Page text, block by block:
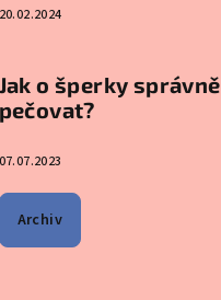
20.02.2024
Jak o šperky správně
pečovat?
07.07.2023
Archiv